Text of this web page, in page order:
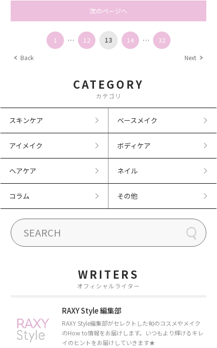
次のページへ
Back
1 … 12 13 14 … 32
Next
CATEGORY
カテゴリ
スキンケア ベースメイク
アイメイク ボディケア
ヘアケア ネイル
コラム その他
WRITERS
オフィシャルライター
RAXY Style 編集部
RAXY Style編集部がセレクトした旬のコスメやメイク
のHow to情報をお届けします。いつもより輝けるキレ
イのヒントをお届けしていきます★